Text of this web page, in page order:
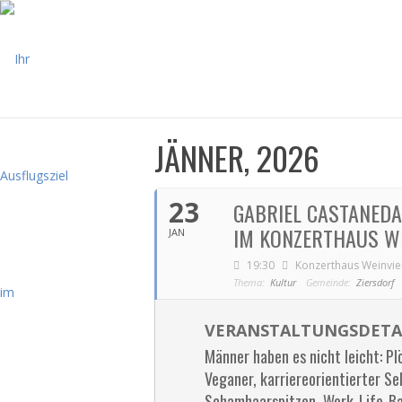
JÄNNER, 2026
23
JAN
GABRIEL
IM KONZERTHAUS
19:30 Konzerthaus
Thema: Kultur Gemeinde: Ziersdorf
Männer haben es nicht leicht:
Veganer, karriereorientierter